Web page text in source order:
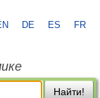
DE ES FR
Найти!